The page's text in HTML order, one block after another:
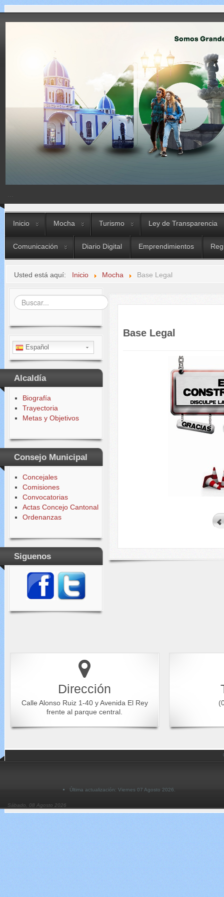
Inicio Mocha Turismo Ley de Transparencia
Comunicación Diario Digital Emprendimientos
Usted está aquí: Inicio Mocha Base Legal
Buscar...
Español
Alcaldía
Biografía
Trayectoria
Metas y Objetivos
Consejo Municipal
Concejales
Comisiones
Convocatorias
Actas Concejo Cantonal
Ordenanzas
Siguenos
Base Legal
Dirección
Calle Alonso Ruiz 1-40 y Avenida El Rey
frente al parque central.
Última actualización: Viernes 07 Agosto 2026.
Sábado, 08 Agosto 2026